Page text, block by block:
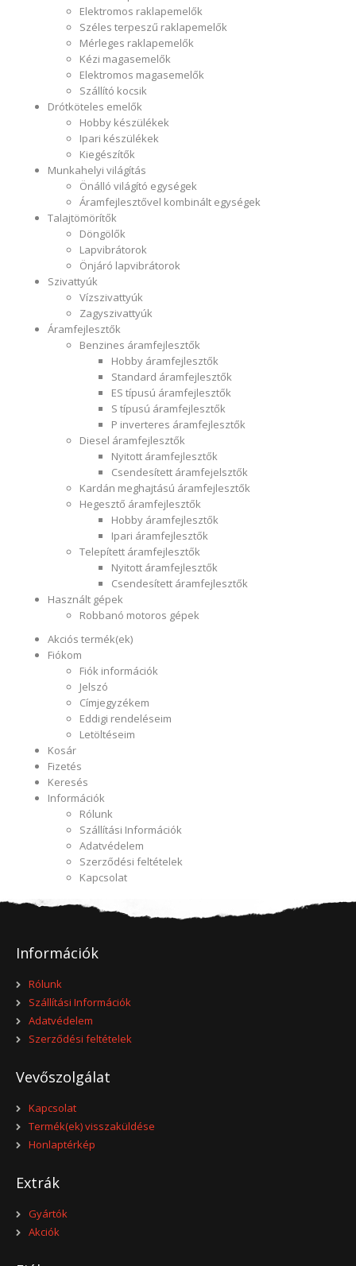
Elektromos raklapemelők
Széles terpeszű raklapemelők
Mérleges raklapemelők
Kézi magasemelők
Elektromos magasemelők
Szállító kocsik
Drótköteles emelők
Hobby készülékek
Ipari készülékek
Kiegészítők
Munkahelyi világítás
Önálló világító egységek
Áramfejlesztővel kombinált egységek
Talajtömörítők
Döngölők
Lapvibrátorok
Önjáró lapvibrátorok
Szivattyúk
Vízszivattyúk
Zagyszivattyúk
Áramfejlesztők
Benzines áramfejlesztők
Hobby áramfejlesztők
Standard áramfejlesztők
ES típusú áramfejlesztők
S típusú áramfejlesztők
P inverteres áramfejlesztők
Diesel áramfejlesztők
Nyitott áramfejlesztők
Csendesített áramfejelsztők
Kardán meghajtású áramfejlesztők
Hegesztő áramfejlesztők
Hobby áramfejlesztők
Ipari áramfejlesztők
Telepített áramfejlesztők
Nyitott áramfejlesztők
Csendesített áramfejlesztők
Használt gépek
Robbanó motoros gépek
Akciós termék(ek)
Fiókom
Fiók információk
Jelszó
Címjegyzékem
Eddigi rendeléseim
Letöltéseim
Kosár
Fizetés
Keresés
Információk
Rólunk
Szállítási Információk
Adatvédelem
Szerződési feltételek
Kapcsolat
Információk
Rólunk
Szállítási Információk
Adatvédelem
Szerződési feltételek
Vevőszolgálat
Kapcsolat
Termék(ek) visszaküldése
Honlaptérkép
Extrák
Gyártók
Akciók